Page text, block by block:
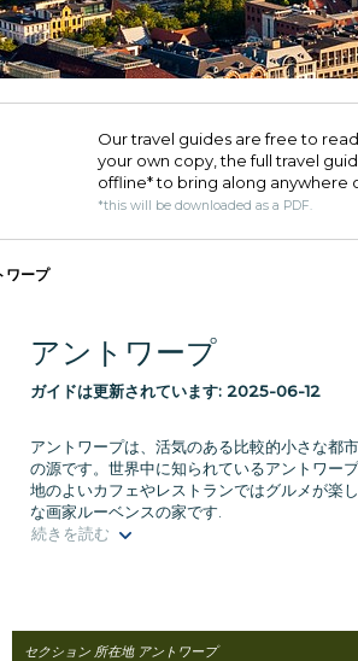
Our travel guides are free to
your own copy, the full travel
offline* to bring along anywhere
*this will be downloaded as a PDF.
ワープ
アントワープ
ガイドは更新されています: 2025-06-12
アントワープは、活気のある比較的小さな都
の源です。世界中に知られているアントワー
地のよいカフェやレストランではグルメが楽
な画家ルーベンスの家です.
続きを読む
セクション 所在地 アントワープ